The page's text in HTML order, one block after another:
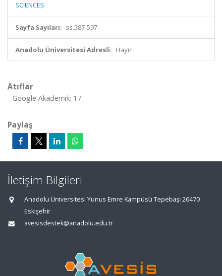
SCIENCES
Sayfa Sayıları: ss.587-597
Anadolu Üniversitesi Adresli: Hayır
Atıflar
Google Akademik: 17
Paylaş
İletişim Bilgileri
Anadolu Üniversitesi Yunus Emre Kampüsü Tepebaşı 26470
Eskişehir
avesisdestek@anadolu.edu.tr